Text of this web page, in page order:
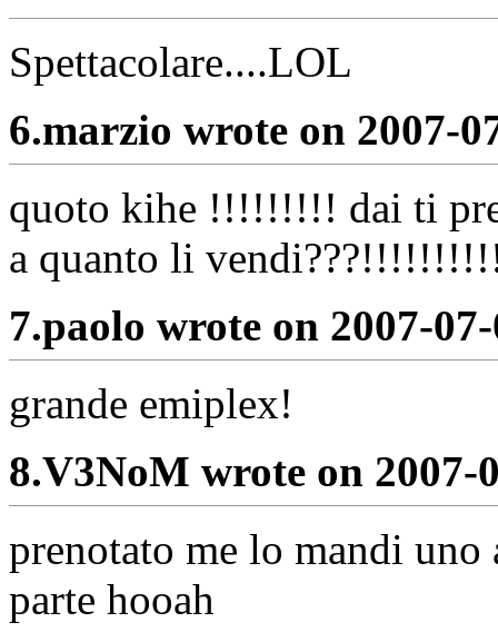
Spettacolare....LOL
6.marzio wrote on 2007-
quoto kihe !!!!!!!!! dai ti
a quanto li
7.paolo wrote on 2007-
grande emiplex!
8.V3NoM wrote on 2007-
prenotato me lo mandi
parte hooah